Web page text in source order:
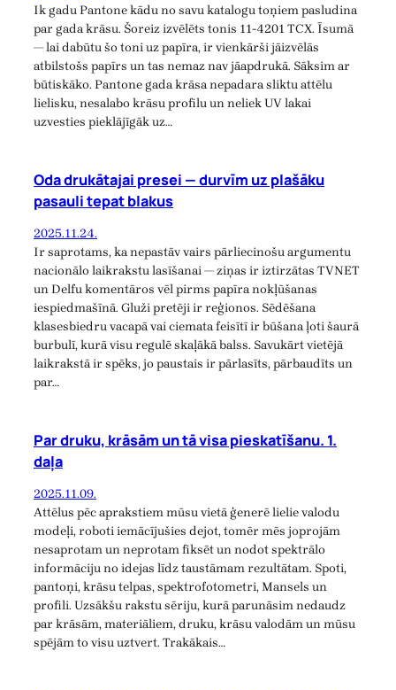
Ik gadu Pantone kādu no savu katalogu toņiem pasludina
par gada krāsu. Šoreiz izvēlēts tonis 11-4201 TCX. Īsumā
— lai dabūtu šo toni uz papīra, ir vienkārši jāizvēlās
atbilstošs papīrs un tas nemaz nav jāapdrukā. Sāksim ar
būtiskāko. Pantone gada krāsa nepadara sliktu attēlu
lielisku, nesalabo krāsu profilu un neliek UV lakai
uzvesties pieklājīgāk uz…
Oda drukātajai presei — durvīm uz plašāku
pasauli tepat blakus
2025.11.24.
Ir saprotams, ka nepastāv vairs pārliecinošu argumentu
nacionālo laikrakstu lasīšanai — ziņas ir iztirzātas TVNET
un Delfu komentāros vēl pirms papīra nokļūšanas
iespiedmašīnā. Gluži pretēji ir reģionos. Sēdēšana
klasesbiedru vacapā vai ciemata feisītī ir būšana ļoti šaurā
burbulī, kurā visu regulē skaļākā balss. Savukārt vietējā
laikrakstā ir spēks, jo paustais ir pārlasīts, pārbaudīts un
par…
Par druku, krāsām un tā visa pieskatīšanu. 1.
daļa
2025.11.09.
Attēlus pēc aprakstiem mūsu vietā ģenerē lielie valodu
modeļi, roboti iemācījušies dejot, tomēr mēs joprojām
nesaprotam un neprotam fiksēt un nodot spektrālo
informāciju no idejas līdz taustāmam rezultātam. Spoti,
pantoņi, krāsu telpas, spektrofotometri, Mansels un
profili. Uzsākšu rakstu sēriju, kurā parunāsim nedaudz
par krāsām, materiāliem, druku, krāsu valodām un mūsu
spējām to visu uztvert. Trakākais…